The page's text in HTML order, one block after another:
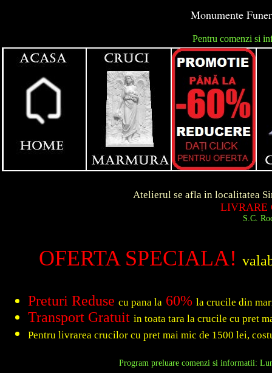
Monumente
Pentru comenzi si
Atelierul se afla in localitatea Simeria
LIVRARE
S.C. Roca Art
OFERTA SPECIALA!
Preturi Reduse cu pana la 60% la crucile din
Transport Gratuit in toata tara la crucile cu pret
Pentru livrarea crucilor cu pret mai mic de 1500 lei,
Program preluare comenzi si informatii: